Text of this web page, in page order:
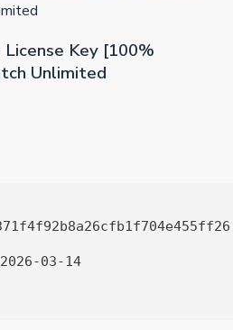
License Key [100%
Unlimited
2026-03-14